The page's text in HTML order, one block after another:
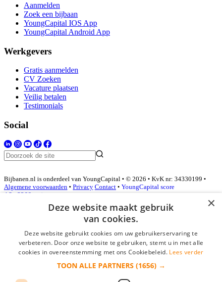
Aanmelden
Zoek een bijbaan
YoungCapital IOS App
YoungCapital Android App
Werkgevers
Gratis aanmelden
CV Zoeken
Vacature plaatsen
Veilig betalen
Testimonials
Social
Bijbanen.nl is onderdeel van YoungCapital • © 2026 • KvK nr: 34330199 •
Algemene voorwaarden • Privacy Contact • YoungCapital score
4.3 - 3366 reviews
Inloggen als bedrijf
*
×
Deze website maakt gebruik
van cookies.
Deze website gebruikt cookies om uw gebruikerservaring te
verbeteren. Door onze website te gebruiken, stemt u in met alle
cookies in overeenstemming met ons Cookiebeleid. Lees verder
TOON ALLE PARTNERS (1656) →